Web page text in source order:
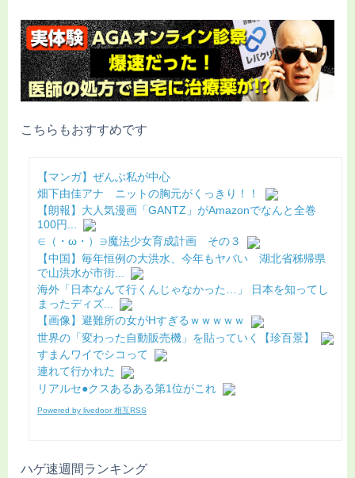
こちらもおすすめです
【マンガ】ぜんぶ私が中心
畑下由佳アナ ニットの胸元がくっきり！！
【朗報】大人気漫画「GANTZ」がAmazonでなんと全巻
100円...
∈（・ω・）∋魔法少女育成計画 その３
【中国】毎年恒例の大洪水、今年もヤバい 湖北省秭帰県
で山洪水が市街...
海外「日本なんて行くんじゃなかった…」 日本を知ってし
まったディズ...
【画像】避難所の女がHすぎるｗｗｗｗｗ
世界の「変わった自動販売機」を貼っていく【珍百景】
すまんワイでシコって
連れて行かれた
リアルセ●クスあるある第1位がこれ
Powered by livedoor 相互RSS
ハゲ速週間ランキング